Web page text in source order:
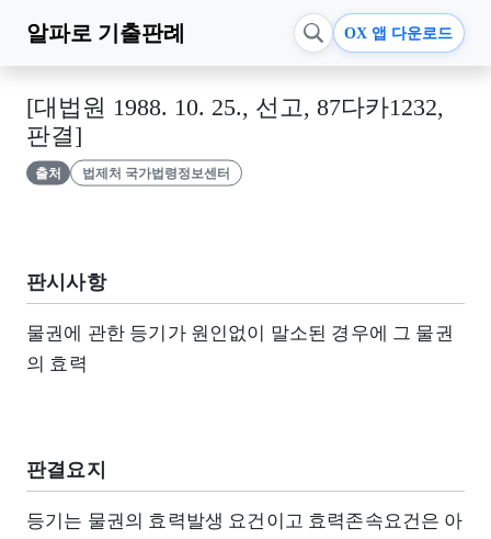
알파로 기출판례 OX 앱 다운로드
[대법원 1988. 10. 25., 선고, 87다카1232,
판결]
출처 법제처 국가법령정보센터
판시사항
물권에 관한 등기가 원인없이 말소된 경우에 그 물권
의 효력
판결요지
등기는 물권의 효력발생 요건이고 효력존속요건은 아